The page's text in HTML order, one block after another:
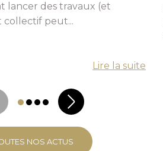
lancer des travaux (et
peut...
Lire la suite
NOS ACTUS